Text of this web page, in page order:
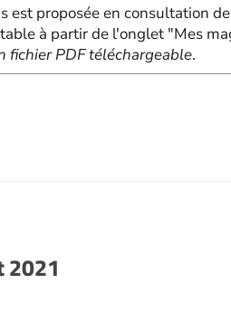
est proposée en consultation
à partir de l'onglet "Mes
fichier PDF téléchargeable.